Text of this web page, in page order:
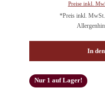
Preise inkl.
*Preis inkl.
In
Nur 1 auf Lager!